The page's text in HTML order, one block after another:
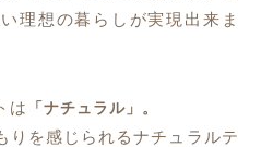
理想の暮らしが実現出来ま
は 「ナチュラル」。
りを感じられるナチュラルテ